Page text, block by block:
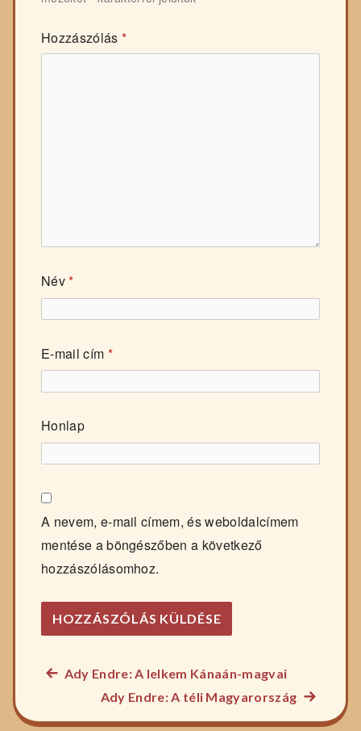
Hozzászólás *
Név*
E-mail cím *
Honlap
A nevem, e-mail címem, és weboldalcímem
mentése a böngészőben a következő
hozzászólásomhoz.
Bejegyzés
navigáció
Előző
főzelék
recept:
Ady Endre: A lelkem Kánaán-magvai
Ady Endre: A téli Magyarország
főzelék